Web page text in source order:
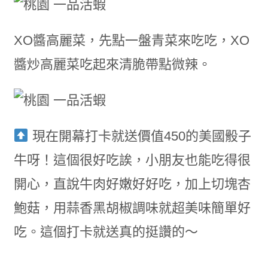
XO醬高麗菜，先點一盤青菜來吃吃，XO
醬炒高麗菜吃起來清脆帶點微辣。
現在開幕打卡就送價值450的美國骰子
牛呀！這個很好吃誒，小朋友也能吃得很
開心，直說牛肉好嫩好好吃，加上切塊杏
鮑菇，用蒜香黑胡椒調味就超美味簡單好
吃。這個打卡就送真的挺讚的～